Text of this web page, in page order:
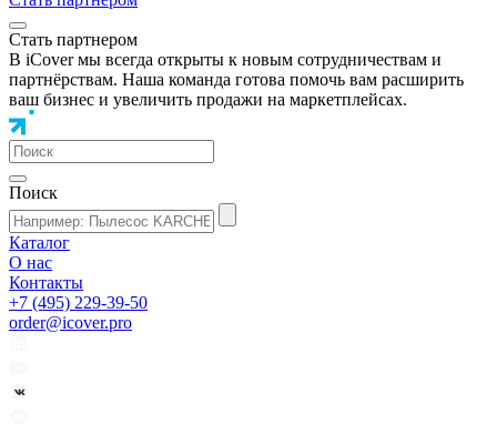
Стать партнером
В iCover мы всегда открыты к новым сотрудничествам и
партнёрствам. Наша команда готова помочь вам расширить
ваш бизнес и увеличить продажи на маркетплейсах.
Поиск
Каталог
О нас
Контакты
+7 (495) 229-39-50
order@icover.pro